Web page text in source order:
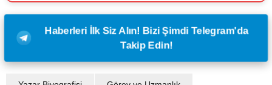
Haberleri İlk Siz Alın! Bizi Şimdi Telegram'da
Takip Edin!